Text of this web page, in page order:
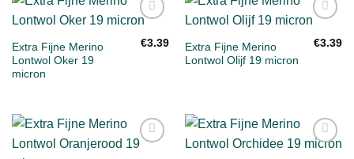
aan
Extra Fijne Merino
Lontwol Oker 19
micron
€3.39
aan
Extra Fijne Merino
Lontwol Olijf 19 micron
€3.39